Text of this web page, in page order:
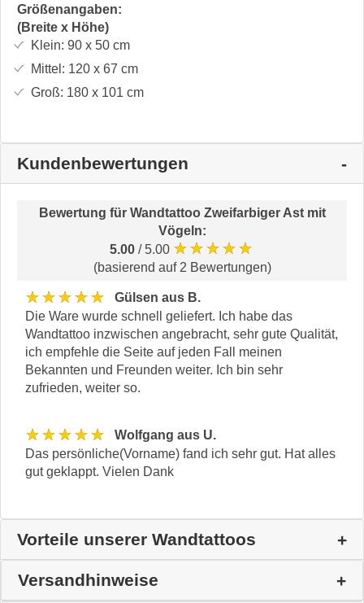
Größenangaben:
(Breite x Höhe)
Klein: 90 x 50cm
Mittel: 120 x 67 cm
Groß: 180 x 101 cm
Kundenbewertungen
Bewertung für Wandtattoo Zweifarbiger Ast mit
Vögeln:
5.00 / 5.00 ★★★★★
(basierend auf 2 Bewertungen)
★★★★★
Gülsen aus B.
Die Ware wurde schnell geliefert. Ich habe das
Wandtattoo inzwischen angebracht, sehr gute Qualität,
ich empfehle die Seite auf jeden Fall meinen
Bekannten und Freunden weiter. Ich bin sehr
zufrieden, weiter so.
★★★★★
Wolfgang aus U.
Das persönliche(Vorname) fand ich sehr gut. Hat alles
gut geklappt. Vielen Dank
Vorteile unserer Wandtattoos
Versandhinweise